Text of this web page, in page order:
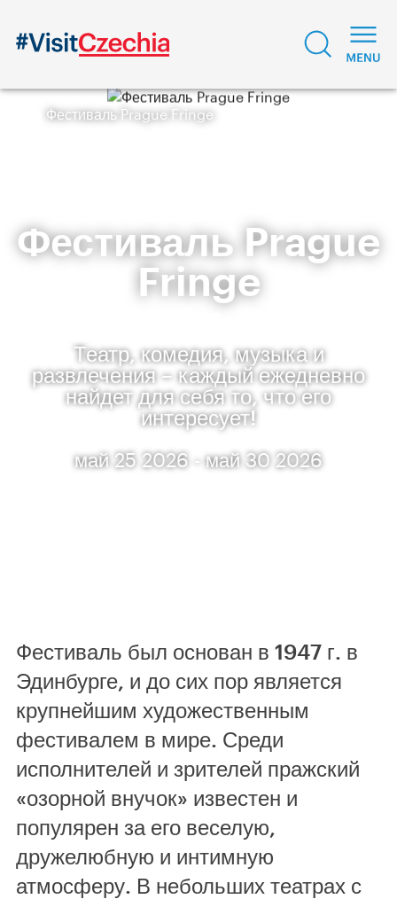
Фестиваль Prague Fringe
Фестиваль Prague
Fringe
Театр, комедия, музыка и
развлечения – каждый ежедневно
найдет для себя то, что его
интересует!
май 25 2026 - май 30 2026
Фестиваль был основан в 1947 г. в
Эдинбурге, и до сих пор является
крупнейшим художественным
фестивалем в мире. Среди
исполнителей и зрителей пражский
«озорной внучок» известен и
популярен за его веселую,
дружелюбную и интимную
атмосферу. В небольших театрах с